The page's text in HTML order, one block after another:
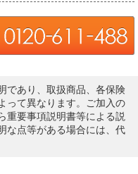
であり、取扱商品、各保険
って異なります。ご加入の
重要事項説明書等による説
な点等がある場合には、代